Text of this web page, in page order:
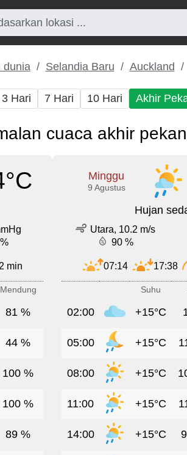
dunia Selandia Baru Auckland
3 Hari 7 Hari 10 Hari Akhir
cuaca akhir
min
Mendung
81 %
44 %
100 %
100 %
89 %
Minggu
9 Agustus
Hujan
Utara, 10.2 m/s
90 %
07:14 17:38
Suhu
02:00 +15°C
05:00 +15°C
08:00 +15°C
11:00 +15°C
14:00 +15°C